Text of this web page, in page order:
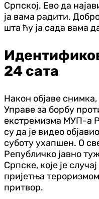
Српској. Ево да
ја вама радити.
шта ћу ја сада вама
24 сата
Након објаве
Управе за борбу
екстремизма МУП-а
су да је видео
суботу ухапшен. О
Републичко јавно
Српске, које је
пријетња
притвор.